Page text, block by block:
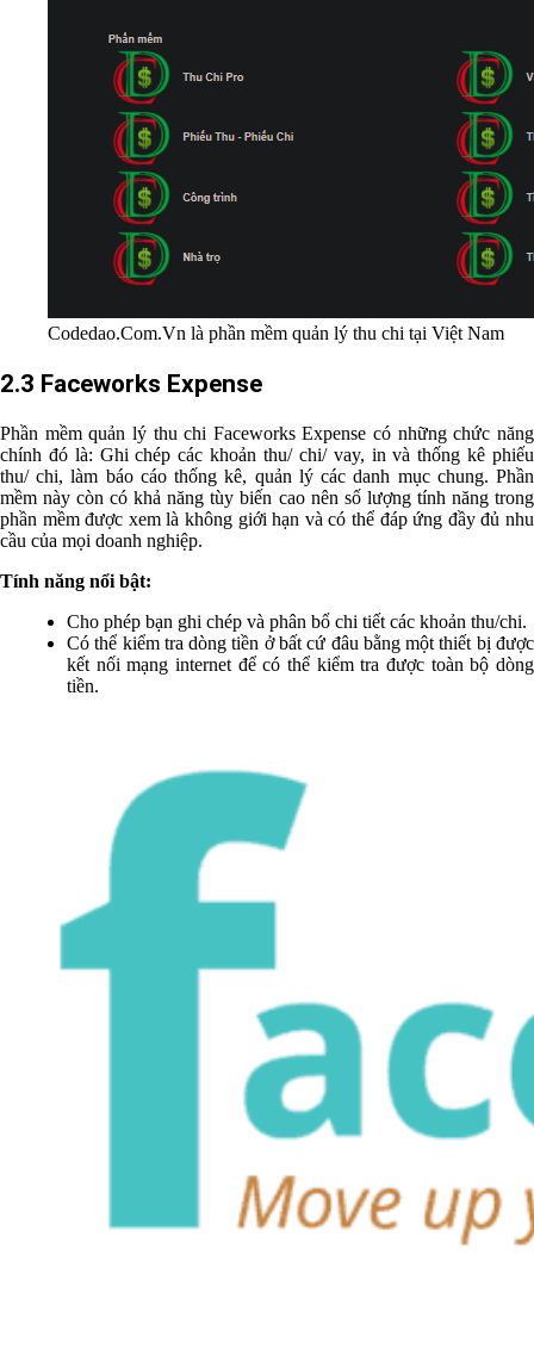
Codedao.Com.Vn là phần mềm quản lý thu chi tại Việt Nam
2.3 Faceworks Expense
Phần mềm quản lý thu chi Faceworks Expense có những chức năng
chính đó là: Ghi chép các khoản thu/ chi/ vay, in và thống kê phiếu
thu/ chi, làm báo cáo thống kê, quản lý các danh mục chung. Phần
mềm này còn có khả năng tùy biến cao nên số lượng tính năng trong
phần mềm được xem là không giới hạn và có thể đáp ứng đầy đủ nhu
cầu của mọi doanh nghiệp.
Tính năng nổi bật:
Cho phép bạn ghi chép và phân bổ chi tiết các khoản thu/chi.
Có thể kiểm tra dòng tiền ở bất cứ đâu bằng một thiết bị được
kết nối mạng internet để có thể kiểm tra được toàn bộ dòng
tiền.